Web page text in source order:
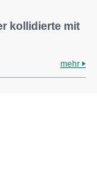
kollidierte mit
mehr